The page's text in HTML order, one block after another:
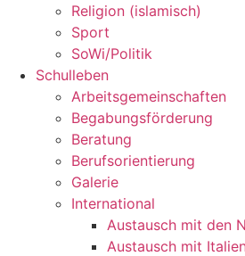
Religion (islamisch)
Sport
SoWi/Politik
Schulleben
Arbeitsgemeinschaften
Begabungsförderung
Beratung
Berufsorientierung
Galerie
International
Austausch mit den
Austausch mit